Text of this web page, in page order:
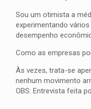
Sou um otimista a
experimentando
desempenho
Como as empresas
Às vezes, trata-se
nenhum movimento
OBS: Entrevista feita